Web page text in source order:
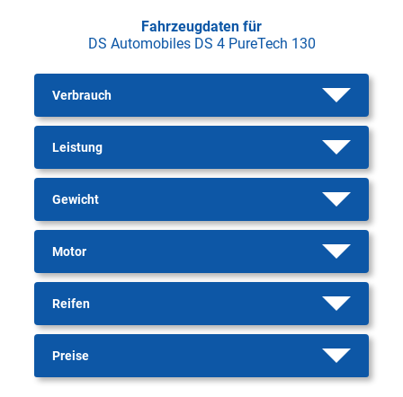
Fahrzeugdaten für
DS Automobiles DS 4 PureTech 130
Verbrauch
Leistung
Gewicht
Motor
Reifen
Preise